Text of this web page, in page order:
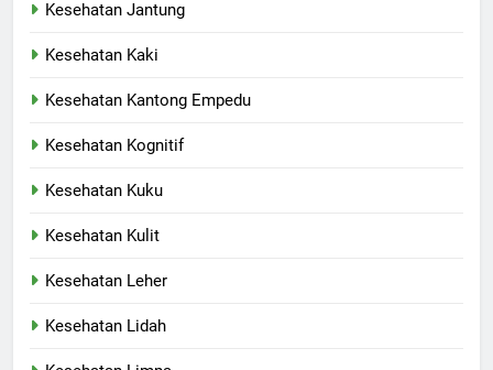
Kesehatan Jantung
Kesehatan Kaki
Kesehatan Kantong Empedu
Kesehatan Kognitif
Kesehatan Kuku
Kesehatan Kulit
Kesehatan Leher
Kesehatan Lidah